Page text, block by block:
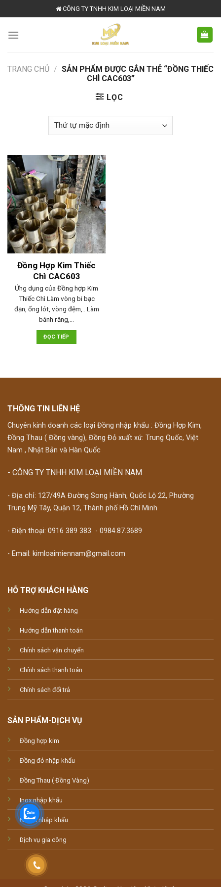
to
content
CÔNG TY TNHH KIM LOẠI MIỀN NAM
TRANG CHỦ / SẢN PHẨM ĐƯỢC GẮN THẺ “ĐỒNG THIẾC
CHÌ CAC603”
LỌC
Đồng Hợp Kim Thiếc
Chì CAC603
Ứng dụng của Đồng hợp Kim
Thiếc Chì Làm vòng bi bạc
đạn, ống lót, vòng đệm,.. Làm
bánh răng,…
ĐỌC TIẾP
THÔNG TIN LIÊN HỆ
Chuyên kinh doanh các loại Đồng nhập khẩu : Đồng Hợp Kim,
Đồng Thau ( Đồng vàng), Đồng Đỏ xuất xứ: Trung Quốc, Việt
Nam , Nhật Bản và Hàn Quốc
- CÔNG TY TNHH KIM LOẠI MIỀN NAM
- Địa chỉ: 127/49A Đường Song Hành, Quốc Lộ 22, Phường
Trung Mỹ Tây, Quận 12, Thành phố Hồ Chí Minh
- Điện thoại: 0916 389 383 - 0984.87.3689
- Email: kimloaimiennam@gmail.com
HỖ TRỢ KHÁCH HÀNG
Hướng dẫn đặt hàng
Hướng dẫn thanh toán
Chính sách vận chuyển
Chính sách thanh toán
Chính sách đổi trả
SẢN PHẨM-DỊCH VỤ
Đồng hợp kim
Đồng đỏ nhập khẩu
Đồng Thau ( Đồng Vàng)
Inox nhập khẩu
Nhôm nhập khẩu
Dịch vụ gia công